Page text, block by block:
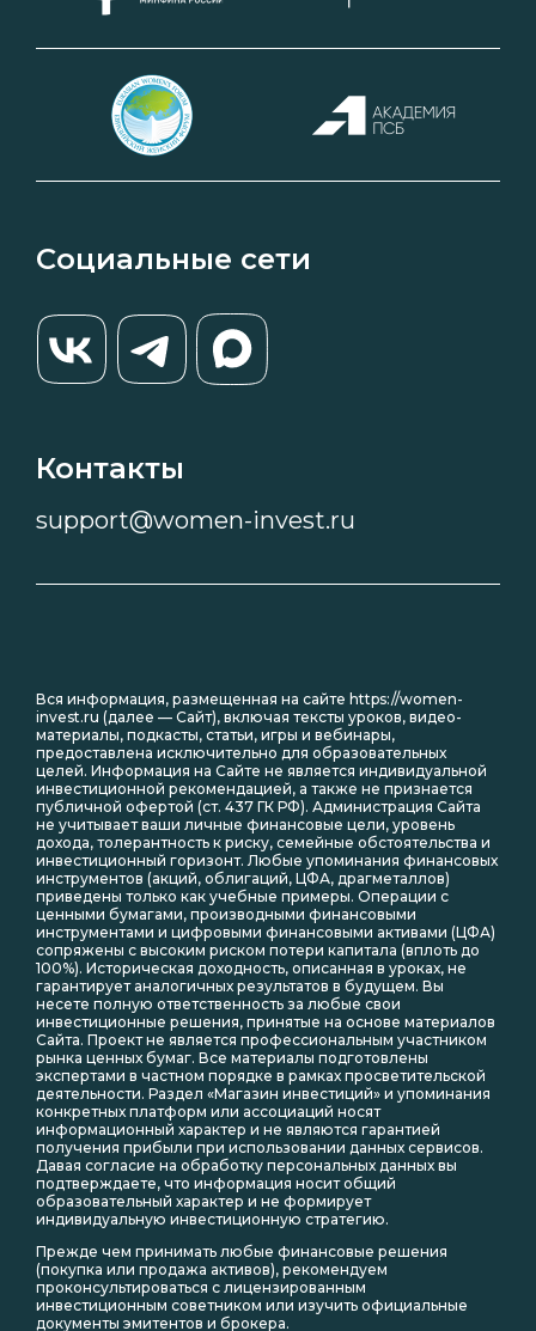
Социальные сети
Контакты
support@women-invest.ru
Вся информация, размещенная на сайте https://women-
invest.ru (далее — Сайт), включая тексты уроков, видео-
материалы, подкасты, статьи, игры и вебинары,
предоставлена исключительно для образовательных
целей. Информация на Сайте не является индивидуальной
инвестиционной рекомендацией, а также не признается
публичной офертой (ст. 437 ГК РФ). Администрация Сайта
не учитывает ваши личные финансовые цели, уровень
дохода, толерантность к риску, семейные обстоятельства и
инвестиционный горизонт. Любые упоминания финансовых
инструментов (акций, облигаций, ЦФА, драгметаллов)
приведены только как учебные примеры. Операции с
ценными бумагами, производными финансовыми
инструментами и цифровыми финансовыми активами (ЦФА)
сопряжены с высоким риском потери капитала (вплоть до
100%). Историческая доходность, описанная в уроках, не
гарантирует аналогичных результатов в будущем. Вы
несете полную ответственность за любые свои
инвестиционные решения, принятые на основе материалов
Сайта. Проект не является профессиональным участником
рынка ценных бумаг. Все материалы подготовлены
экспертами в частном порядке в рамках просветительской
деятельности. Раздел «Магазин инвестиций» и упоминания
конкретных платформ или ассоциаций носят
информационный характер и не являются гарантией
получения прибыли при использовании данных сервисов.
Давая согласие на обработку персональных данных вы
подтверждаете, что информация носит общий
образовательный характер и не формирует
индивидуальную инвестиционную стратегию.
Прежде чем принимать любые финансовые решения
(покупка или продажа активов), рекомендуем
проконсультироваться с лицензированным
инвестиционным советником или изучить официальные
документы эмитентов и брокера.